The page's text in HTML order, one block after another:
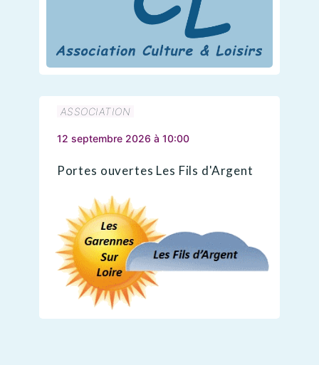
ASSOCIATION
12 septembre 2026 à 10:00
Portes ouvertes Les Fils d'Argent